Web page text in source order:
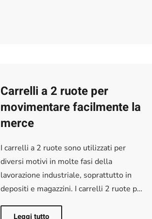
Carrelli a 2 ruote per
movimentare facilmente la
merce
I carrelli a 2 ruote sono utilizzati per
diversi motivi in molte fasi della
lavorazione industriale, soprattutto in
depositi e magazzini. I carrelli 2 ruote p…
Leggi tutto